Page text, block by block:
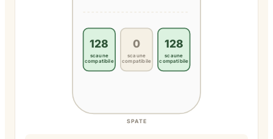
SPATE
128
scaune
compatibile
0
scaune
compatibile
128
scaune
compatibile